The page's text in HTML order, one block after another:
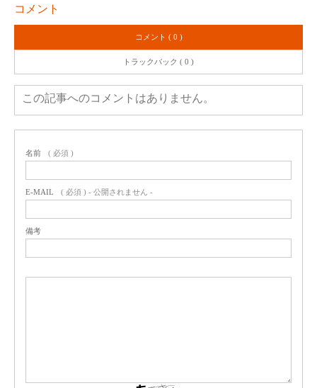
コメント
コメント ( 0 )
トラックバック ( 0 )
この記事へのコメントはありません。
名前 ( 必須 )
E-MAIL ( 必須 ) - 公開されません -
備考